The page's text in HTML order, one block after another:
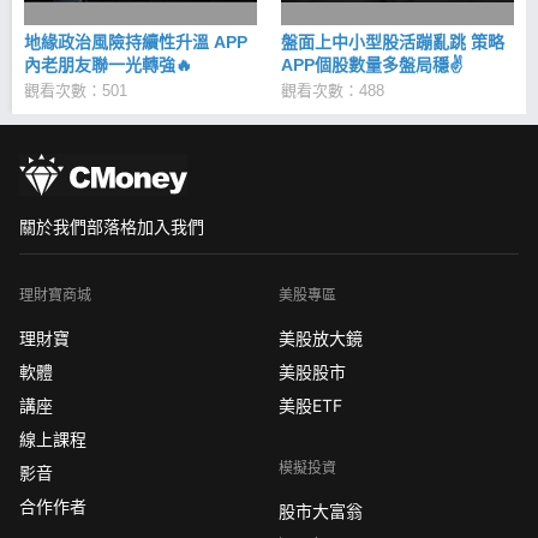
地緣政治風險持續性升溫 APP
內老朋友聯一光轉強🔥
觀看次數：501
盤面上中小型股活蹦亂跳 策略
APP個股數量多盤局穩✌
觀看次數：488
關於我們部落格加入我們
理財寶商城
理財寶
軟體
講座
線上課程
影音
合作作者
美股專區
美股放大鏡
美股股市
美股ETF
模擬投資
股市大富翁